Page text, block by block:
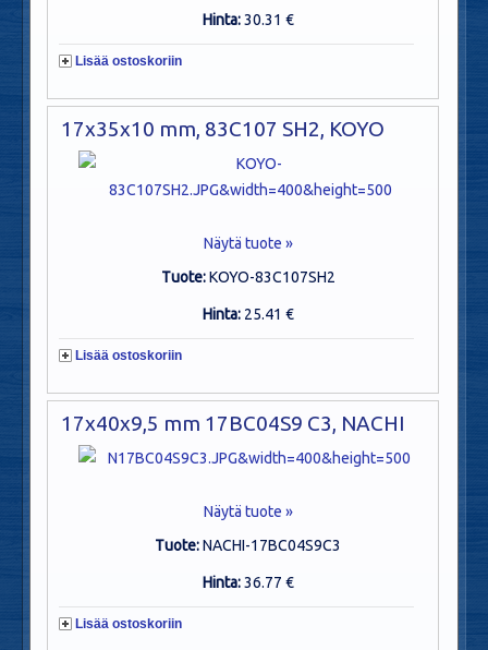
Hinta:30.31 €
Lisää ostoskoriin
17x35x10 mm, 83C107 SH2, KOYO
Näytä tuote »
Tuote:KOYO-83C107SH2
Hinta: 25.41 €
Lisää ostoskoriin
17x40x9,5 mm 17BC04S9 C3, NACHI
Näytä tuote »
Tuote:NACHI-17BC04S9C3
Hinta:36.77 €
Lisää ostoskoriin